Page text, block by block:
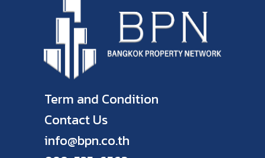
Term and Condition
Contact Us
info@bpn.co.th